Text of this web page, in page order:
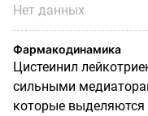
Нет данных
Фармакодинамика
Цистеинил
сильными
которые